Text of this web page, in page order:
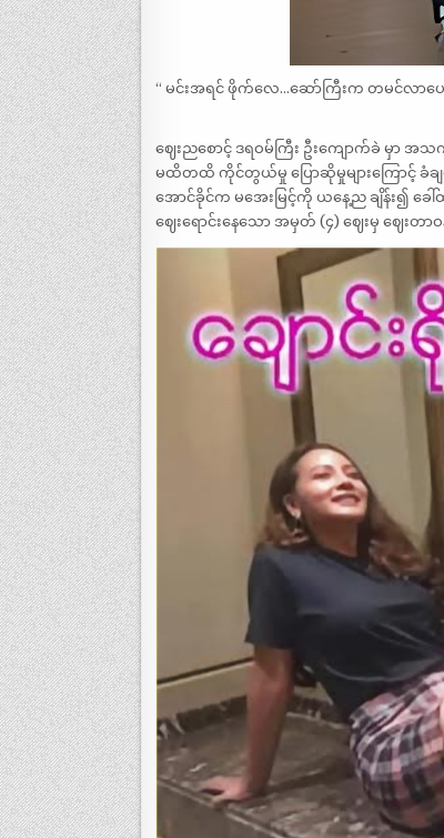
“ မင်းအရင် ဖိုက်လေ…ဆော်ကြီးက တမင်လာပ
ဈေးညစောင့် ဒရဝမ်ကြီး ဦးကျောက်ခဲ မှာ အ
မထိတထိ ကိုင်တွယ်မှု ပြောဆိုမှုများကြောင့် ခံခ
အောင်ခိုင်က မအေးမြင့်ကို ယနေ့ည ချိန်း၍ ခေ
ဈေးရောင်းနေသော အမှတ် (၄) ဈေးမှ ဈေးတာ